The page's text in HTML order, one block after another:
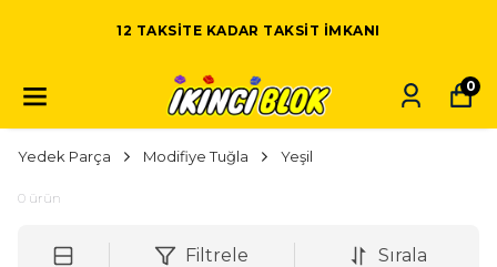
12 TAKSITE KADAR TAKSIT IMKANI
0
Yedek Parça Modifiye Tuğla Yeşil
0 ürün
Filtrele Sırala